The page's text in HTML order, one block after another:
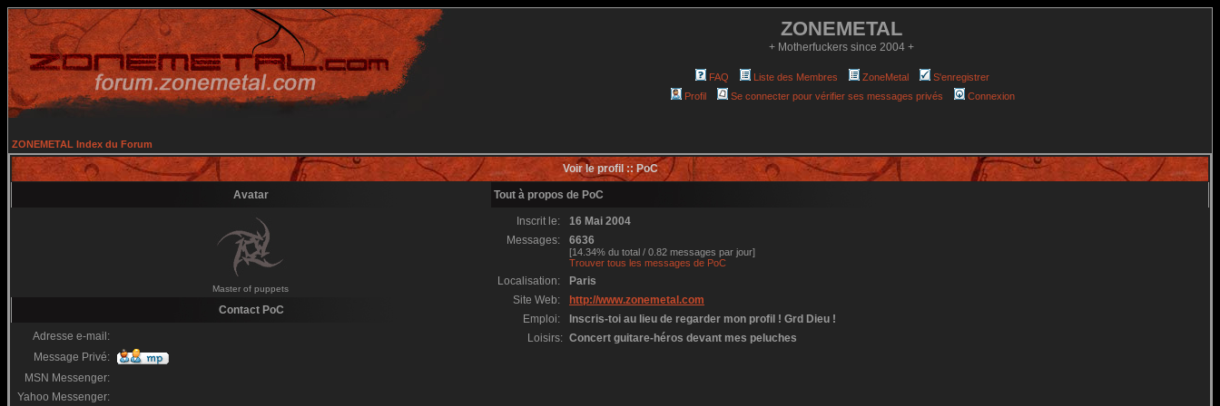
ZONEMETAL
+ Motherfuckers since 2004 +
FAQ Liste des Membres ZoneMetal
S'enregistrer
Profil
Se connecter pour vérifier ses messages privés Connexion
ZONEMETAL Index du Forum
Voir le profil :: PoC
Avatar Tout à propos de PoC
Master of puppets
Inscrit le:
16 Mai 2004
Messages:
6636
[14.34% du total / 0.82 messages par jour]
Trouver tous les messages de PoC
Localisation:
Paris
Site Web:
http://www.zonemetal.com
Emploi:
Inscris-toi au lieu de regarder mon profil ! Grd Dieu !
Loisirs: Concert guitare-héros devant mes peluches
Contact PoC
Adresse e-mail:
Message Privé:
MSN Messenger:
Yahoo Messenger: